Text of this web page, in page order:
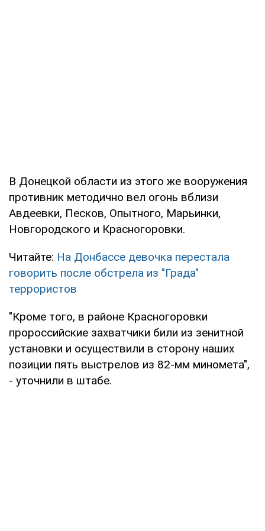
В Донецкой области из этого же вооружения
противник методично вел огонь вблизи
Авдеевки, Песков, Опытного, Марьинки,
Новгородского и Красногоровки.
Читайте: На Донбассе девочка перестала
говорить после обстрела из "Града"
террористов
"Кроме того, в районе Красногоровки
пророссийские захватчики били из зенитной
установки и осуществили в сторону наших
позиции пять выстрелов из 82-мм миномета",
- уточнили в штабе.